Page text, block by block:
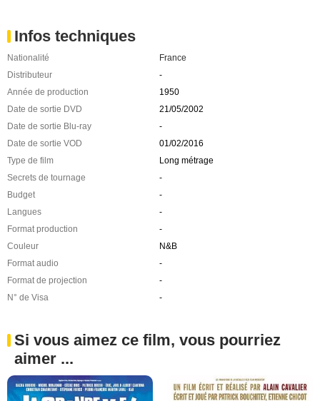
Infos techniques
Nationalité
France
Distributeur
-
Année de production
1950
Date de sortie DVD
21/05/2002
Date de sortie Blu-ray
-
Date de sortie VOD
01/02/2016
Type de film
Long métrage
Secrets de tournage
-
Budget
-
Langues
-
Format production
-
Couleur
N&B
Format audio
-
Format de projection
-
N° de Visa
-
Si vous aimez ce film, vous pourriez
aimer ...